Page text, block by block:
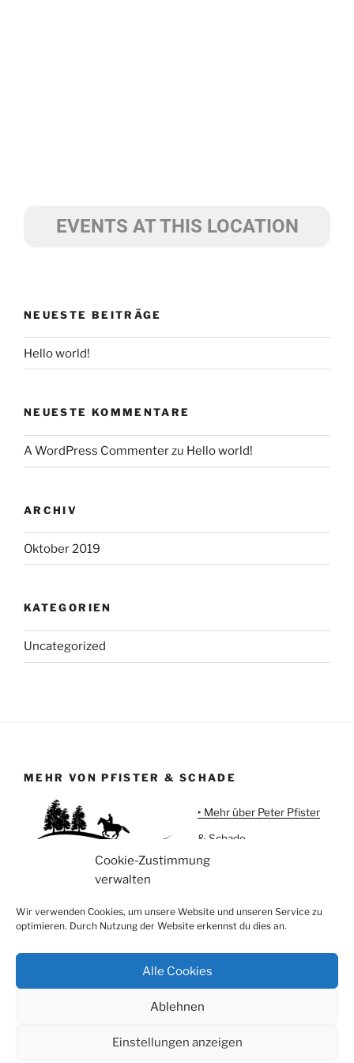
Cookie-Zustimmung
verwalten
Wir verwenden Cookies, um unsere Website und unseren Service zu
optimieren. Durch Nutzung der Website erkennst du dies an.
Alle Cookies
Ablehnen
Einstellungen anzeigen
EVENTS AT THIS LOCATION
NEUESTE BEITRÄGE
Hello world!
NEUESTE KOMMENTARE
A WordPress Commenterzu Hello world!
ARCHIV
Oktober 2019
KATEGORIEN
Uncategorized
MEHR VON PFISTER & SCHADE
‣ Mehr über Peter Pfister
& Schade
‣ Urlaub auf Meggi'sFarm